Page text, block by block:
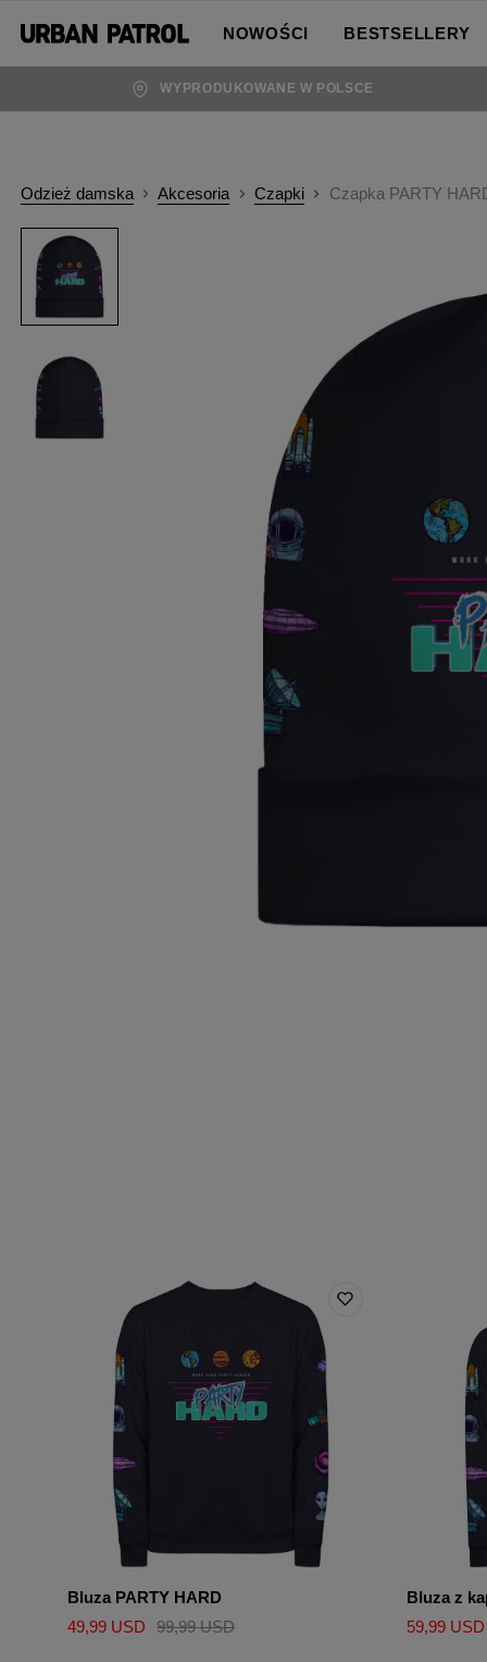
NOWOŚCI BESTSELLERY
WYPRODUKOWANE W POLSCE
Odzież damska Akcesoria Czapki Czapka PARTY
Bluza PARTY HARD
49,99 USD
99,99 USD
Bluza z
59,99 USD